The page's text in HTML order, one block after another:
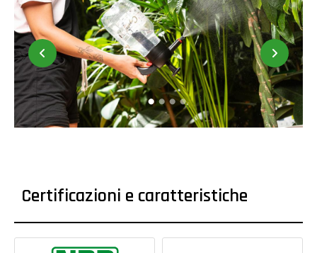
Certificazioni e caratteristiche